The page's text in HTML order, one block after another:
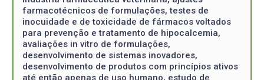
farmacotécnicos de formulações, testes de
inocuidade e de toxicidade de fármacos voltados
para prevenção e tratamento de hipocalcemia,
avaliações in vitro de formulações,
desenvolvimento de sistemas inovadores,
desenvolvimento de produtos com princípios ativos
até então apenas de uso humano, estudo de